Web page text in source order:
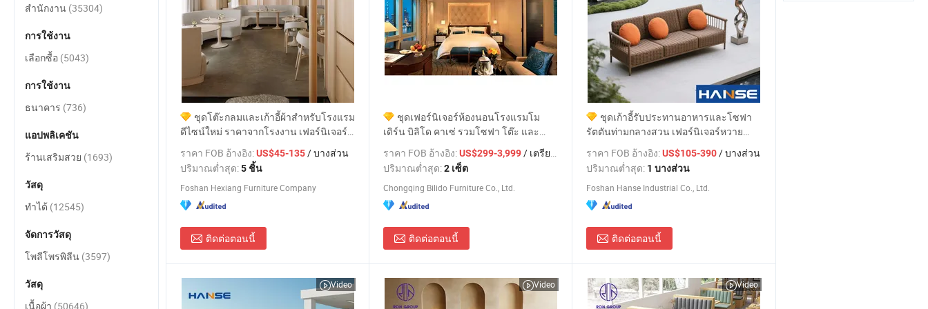
ชุดโต๊ะกลมและเก้าอี้ผ้าสำหรับโรงแรม
ดีไซน์ใหม่ ราคาจากโรงงาน เฟอร์นิเจอร์
ไม้สำหรับโรงแรมและร้านอาหาร
ราคา FOB อ้างอิง:US$45-135/ บางส่วน
ปริมาณต่ำสุด:5 ชิ้น
Foshan Hexiang Furniture Company
ติดต่อตอนนี้
ชุดเฟอร์นิเจอร์ห้องนอนโรงแรมโม
เดิร์น บิลิโด คาเซ่ รวมโซฟา โต๊ะ และ
เก้าอี้ บริการผลิตแบบครบวงจร ราคาส่ง
สำหรับธุรกิจการบริการ เฟอร์นิเจอร์ไม้
ราคา FOB อ้างอิง:US$299-3,999/ เตรียมตัว
ปริมาณต่ำสุด:2 เซ็ต
Chongqing Bilido Furniture Co., Ltd.
ติดต่อตอนนี้
ชุดเก้าอี้รับประทานอาหารและโซฟา
รัตตันท่ามกลางสวน เฟอร์นิเจอร์หวาย
กลางแจ้งในราคาจากโรงงาน
ราคา FOB อ้างอิง:US$105-390/ บางส่วน
ปริมาณต่ำสุด: 1 บางส่วน
Foshan Hanse Industrial Co., Ltd.
ติดต่อตอนนี้
Video Video Video
สำนักงาน (35304)
การใช้งาน
เลือกซื้อ (5043)
การใช้งาน
ธนาคาร (736)
แอปพลิเคชัน
ร้านเสริมสวย (1693)
วัสดุ
ทำได้ (12545)
จัดการวัสดุ
โพลีโพรพิลีน (3597)
วัสดุ
เนื้อผ้า (50646)